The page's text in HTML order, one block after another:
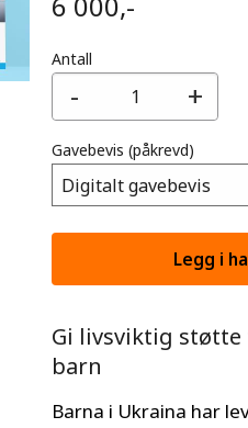
Antall
+
-
Gavebevis (påkrevd)
Gi livsviktig
barn
Barna i Ukraina har